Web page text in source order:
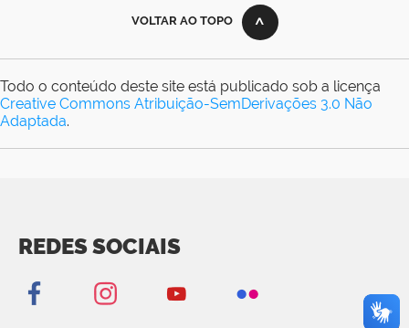
VOLTAR AO TOPO
Todo o conteúdo deste site está publicado sob a licença
Creative Commons Atribuição-SemDerivações 3.0 Não
Adaptada.
REDES SOCIAIS